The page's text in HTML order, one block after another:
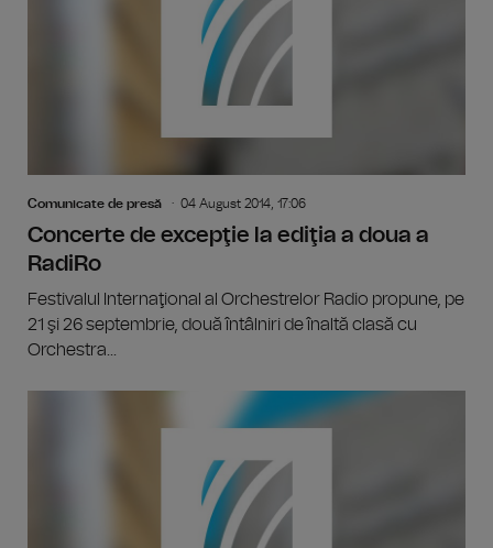
Comunicate de presă 04 August 2014, 17:06
Concerte de excepţie la ediţia a doua a
RadiRo
Festivalul Internaţional al Orchestrelor Radio propune, pe
21 şi 26 septembrie, două întâlniri de înaltă clasă cu
Orchestra...